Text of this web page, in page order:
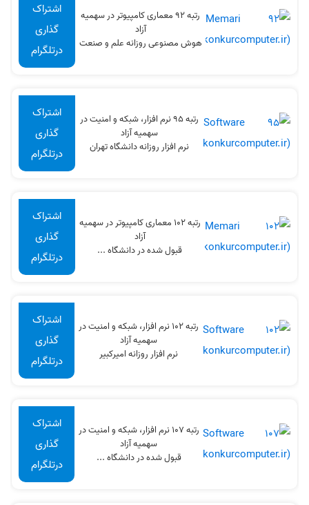
رتبه 92 معماری کامپیوتر در سهميه
آزاد
هوش مصنوعی روزانه علم و صنعت
اشتراک
گذاری
درتلگرام
رتبه 95 نرم افزار، شبکه و امنیت در
سهميه آزاد
نرم افزار روزانه دانشگاه تهران
اشتراک
گذاری
درتلگرام
رتبه 102 معماری کامپیوتر در سهميه
آزاد
قبول شده در دانشگاه ...
اشتراک
گذاری
درتلگرام
رتبه 102 نرم افزار، شبکه و امنیت در
سهميه آزاد
نرم افزار روزانه امیرکبیر
اشتراک
گذاری
درتلگرام
رتبه 107 نرم افزار، شبکه و امنیت در
سهميه آزاد
قبول شده در دانشگاه ...
اشتراک
گذاری
درتلگرام